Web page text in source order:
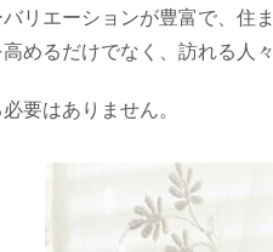
リエーションが豊富で、住
めるだけでなく、訪れる人
要はありません。